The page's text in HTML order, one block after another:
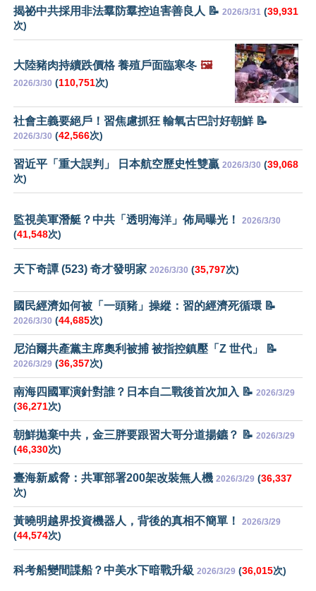
揭祕中共採用非法羣防羣控迫害善良人 📝 2026/3/31 (39,931
次)
大陸豬肉持續跌價格 養殖戶面臨寒冬 🖼️
2026/3/30 (110,751次)
社會主義要絕戶！習焦慮抓狂 輸氧古巴討好朝鮮 📝
2026/3/30 (42,566次)
習近平「重大誤判」 日本航空歷史性雙贏 2026/3/30 (39,068
次)
監視美軍潛艇？中共「透明海洋」佈局曝光！ 2026/3/30
(41,548次)
天下奇譚 (523) 奇才發明家 2026/3/30 (35,797次)
國民經濟如何被「一頭豬」操縱：習的經濟死循環 📝
2026/3/30 (44,685次)
尼泊爾共產黨主席奧利被捕 被指控鎮壓「Z 世代」 📝
2026/3/29 (36,357次)
南海四國軍演針對誰？日本自二戰後首次加入 📝 2026/3/29
(36,271次)
朝鮮拋棄中共，金三胖要跟習大哥分道揚鑣？ 📝 2026/3/29
(46,330次)
臺海新威脅：共軍部署200架改裝無人機 2026/3/29 (36,337
次)
黃曉明越界投資機器人，背後的真相不簡單！ 2026/3/29
(44,574次)
科考船變間諜船？中美水下暗戰升級 2026/3/29 (36,015次)